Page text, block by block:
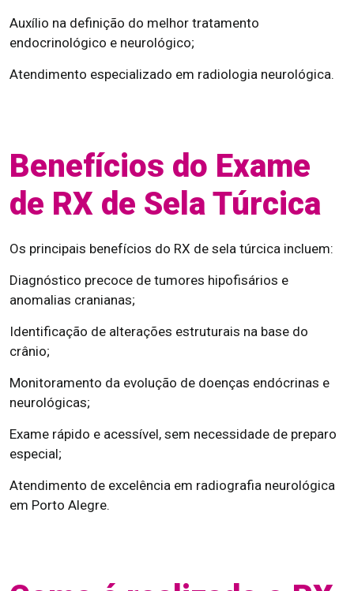
Auxílio na definição do melhor tratamento
endocrinológico e neurológico;
Atendimento especializado em radiologia neurológica.
Benefícios do Exame
de RX de Sela Túrcica
Os principais benefícios do RX de sela túrcica incluem:
Diagnóstico precoce de tumores hipofisários e
anomalias cranianas;
Identificação de alterações estruturais na base do
crânio;
Monitoramento da evolução de doenças endócrinas e
neurológicas;
Exame rápido e acessível, sem necessidade de preparo
especial;
Atendimento de excelência em radiografia neurológica
em Porto Alegre.